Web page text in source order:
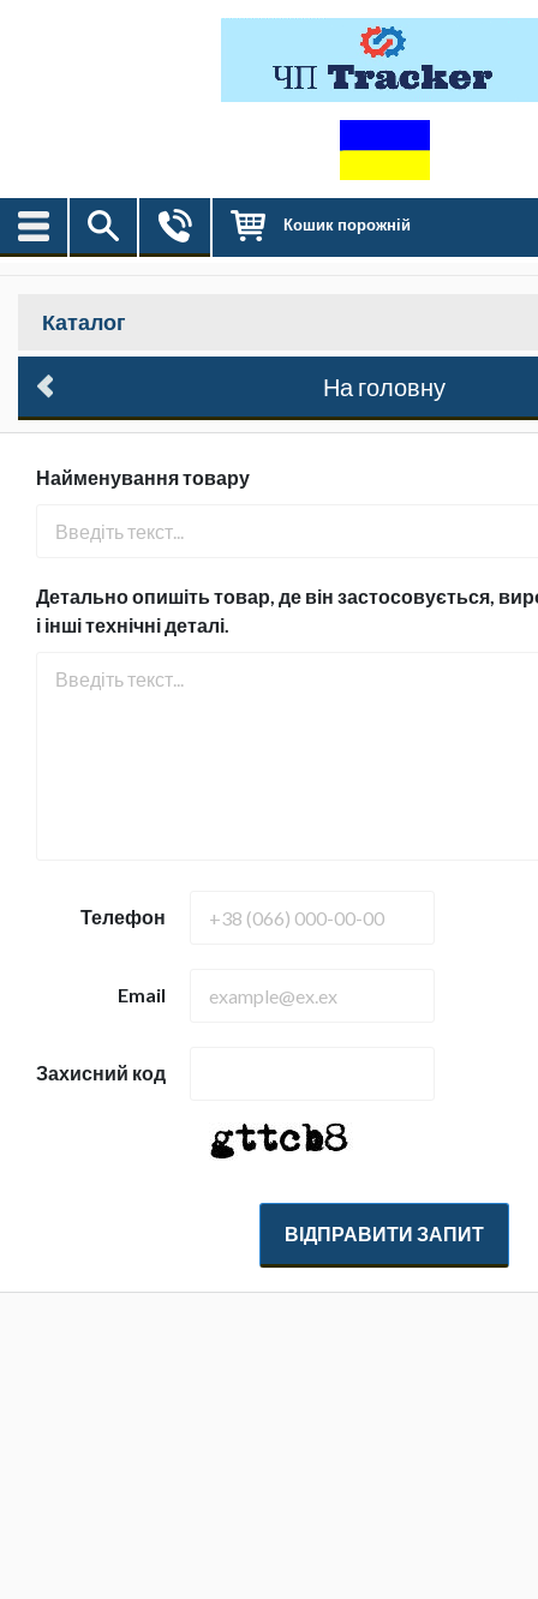
Кошик порожній
Каталог
На головну
Найменування товару
Детально опишіть товар, де він застосовується,
і інші технічні деталі.
Телефон
Email
Захисний код